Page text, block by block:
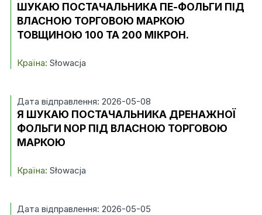
ШУКАЮ ПОСТАЧАЛЬНИКА ПЕ-ФОЛЬГИ ПІД
ВЛАСНОЮ ТОРГОВОЮ МАРКОЮ
ТОВЩИНОЮ 100 ТА 200 МІКРОН.
Країна: Słowacja
Дата відправлення: 2026-05-08
Я ШУКАЮ ПОСТАЧАЛЬНИКА ДРЕНАЖНОЇ
ФОЛЬГИ NOP ПІД ВЛАСНОЮ ТОРГОВОЮ
МАРКОЮ
Країна: Słowacja
Дата відправлення: 2026-05-05